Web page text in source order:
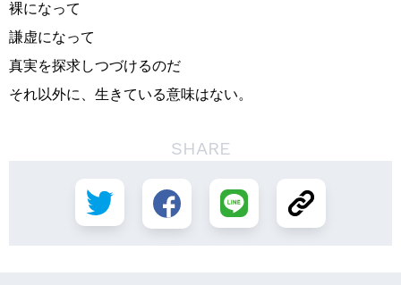
裸になって
謙虚になって
真実を探求しつづけるのだ
それ以外に、生きている意味はない。
SHARE